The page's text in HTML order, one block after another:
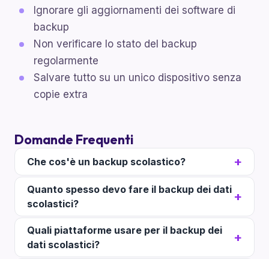
Ignorare gli aggiornamenti dei software di
backup
Non verificare lo stato del backup
regolarmente
Salvare tutto su un unico dispositivo senza
copie extra
Domande Frequenti
Che cos'è un backup scolastico?
Quanto spesso devo fare il backup dei dati
scolastici?
Quali piattaforme usare per il backup dei
dati scolastici?